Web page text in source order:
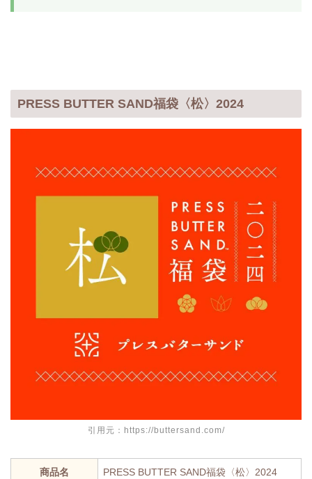
PRESS BUTTER SAND福袋〈松〉2024
引用元：https://buttersand.com/
商品名 PRESS BUTTER SAND福袋〈松〉2024